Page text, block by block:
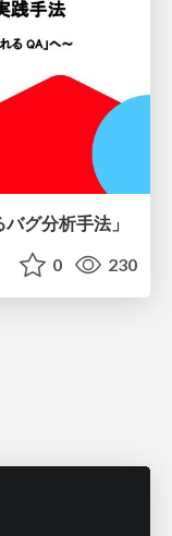
グ分析手法」
0 230